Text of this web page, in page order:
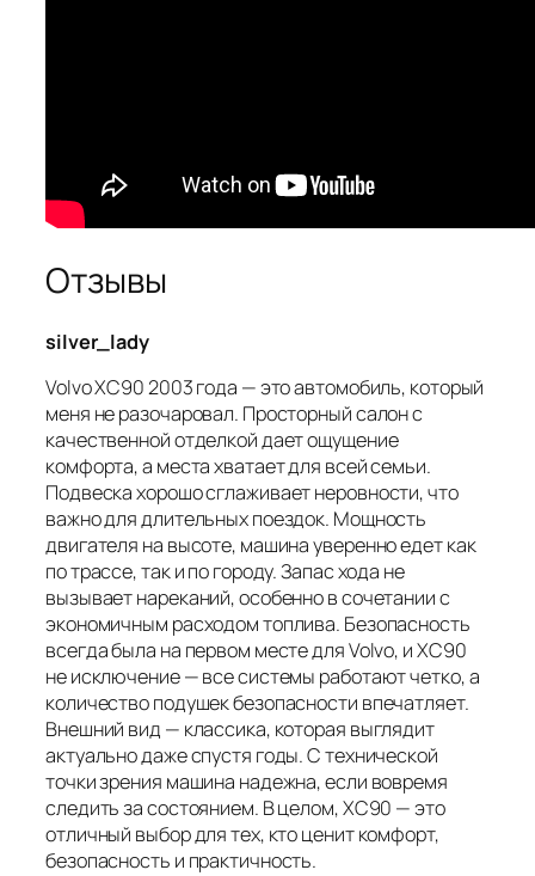
Отзывы
silver_lady
Volvo XC90 2003 года — это автомобиль, который
меня не разочаровал. Просторный салон с
качественной отделкой дает ощущение
комфорта, а места хватает для всей семьи.
Подвеска хорошо сглаживает неровности, что
важно для длительных поездок. Мощность
двигателя на высоте, машина уверенно едет как
по трассе, так и по городу. Запас хода не
вызывает нареканий, особенно в сочетании с
экономичным расходом топлива. Безопасность
всегда была на первом месте для Volvo, и XC90
не исключение — все системы работают четко, а
количество подушек безопасности впечатляет.
Внешний вид — классика, которая выглядит
актуально даже спустя годы. С технической
точки зрения машина надежна, если вовремя
следить за состоянием. В целом, XC90 — это
отличный выбор для тех, кто ценит комфорт,
безопасность и практичность.